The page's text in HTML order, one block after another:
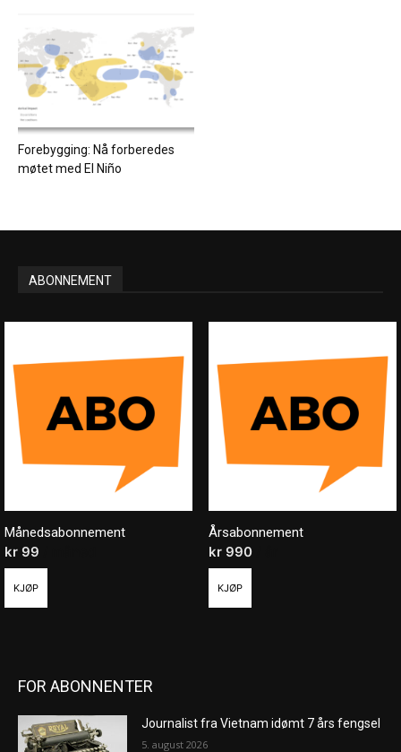
Forebygging: Nå forberedes
møtet med El Niño
ABONNEMENT
Månedsabonnement
kr 99
KJØP
Årsabonnement
kr990
KJØP
FOR ABONNENTER
Journalist fra Vietnam idømt 7 års fengsel
5. august 2026